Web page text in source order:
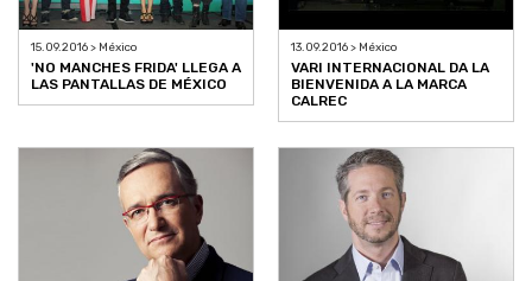
15.09.2016 > México
'NO MANCHES FRIDA' LLEGA A
LAS PANTALLAS DE MÉXICO
13.09.2016 > México
VARI INTERNACIONAL DA LA
BIENVENIDA A LA MARCA
CALREC